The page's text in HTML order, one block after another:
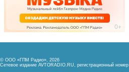
© ООО «ГПМ Радио», 2026
Сетевое издание AVTORADIO.RU, регистрационный номер